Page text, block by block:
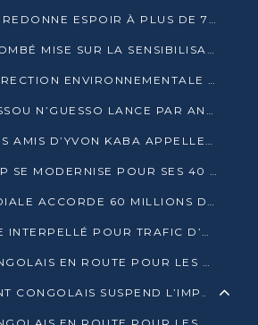
L’ESPACE OPOKO REDONNE ESPOIR À PLUS DE 775 ÉLÈVES AUTOCHTONES DANS LE NORD DU CONGO
PAUL VALISE MATOMBÉ MISE SUR LA SENSIBILISATION POUR ÉRAQUER LE GRAND BANDITISME
UNE NOUVELLE DIRECTION ENVIRONNEMENTALE POUR RENFORCER LA GESTION DES DONNÉES AU CONGO
LE PRÉSIDENT SASSOU N’GUESSO LANCE PAR ANTICIPATION LA 39ÈME JOURNÉE NATIONALE DE L’ARBRE
L’ASSOCIATION LES AMIS D’YVON KABA APPELLENT DENIS SASSOU N’GUESSO À SE PORTER CANDIDAT
CONGO : LE BCBTP SE MODERNISE POUR SES 40 ANS D’EXISTENCE
LA BANQUE MONDIALE ACCORDE 60 MILLIONS DE DOLLARS POUR LA RÉSILIENCE URBAINE AU CONGO
NKAYI : UN HOMME INTERPELLÉ POUR TRAFIC D’UN BÉBÉ CHIMPANZÉ
55 ÉTUDIANTS CONGOLAIS EN ROUTE POUR LES UNIVERSITÉS ALGÉRIENNES
LE GOUVERNEMENT CONGOLAIS SUSPEND L’IMPORTATION DES MACHETTES ET DES MOTOS